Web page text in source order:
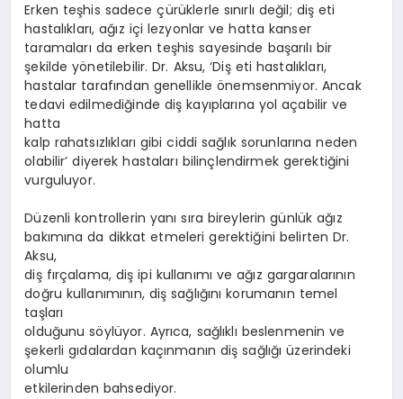
Erken teşhis sadece çürüklerle sınırlı değil; diş eti
hastalıkları, ağız içi lezyonlar ve hatta kanser
taramaları da erken teşhis sayesinde başarılı bir
şekilde yönetilebilir. Dr. Aksu, ‘Diş eti hastalıkları,
hastalar tarafından genellikle önemsenmiyor. Ancak
tedavi edilmediğinde diş kayıplarına yol açabilir ve
hatta
kalp rahatsızlıkları gibi ciddi sağlık sorunlarına neden
olabilir’ diyerek hastaları bilinçlendirmek gerektiğini
vurguluyor.
Düzenli kontrollerin yanı sıra bireylerin günlük ağız
bakımına da dikkat etmeleri gerektiğini belirten Dr.
Aksu,
diş fırçalama, diş ipi kullanımı ve ağız gargaralarının
doğru kullanımının, diş sağlığını korumanın temel
taşları
olduğunu söylüyor. Ayrıca, sağlıklı beslenmenin ve
şekerli gıdalardan kaçınmanın diş sağlığı üzerindeki
olumlu
etkilerinden bahsediyor.